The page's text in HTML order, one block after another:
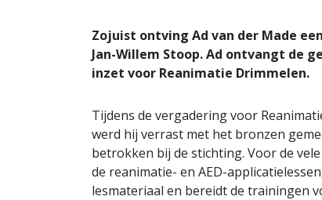
Zojuist ontving Ad van der Made
Jan-Willem Stoop. Ad ontvangt de
inzet voor Reanimatie Drimmelen.
Tijdens de vergadering voor
werd hij verrast met het bronzen
betrokken bij de stichting. Voor de
de reanimatie- en AED-
lesmateriaal en bereidt de trainingen